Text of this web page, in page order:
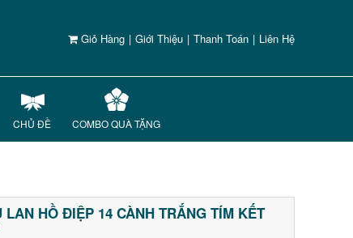
Giỏ Hàng | Giới Thiệu | Thanh Toán | Liên Hệ
CHỦ ĐỀ COMBO QUÀ TẶNG
LAN HỒ ĐIỆP 14 CÀNH TRẮNG TÍM KẾT